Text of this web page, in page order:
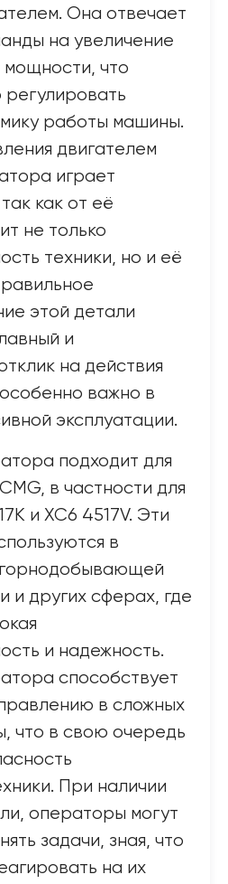
Она отвечает
на увеличение
что
регулировать
работы машины.
двигателем
играет
как от её
не только
техники, но и её
этой детали
и
на действия
важно в
эксплуатации.
подходит для
в частности для
и XC6 4517V. Эти
в
и других сферах, где
и надежность.
способствует
в сложных
что в свою очередь
При наличии
операторы могут
задачи, зная, что
на их